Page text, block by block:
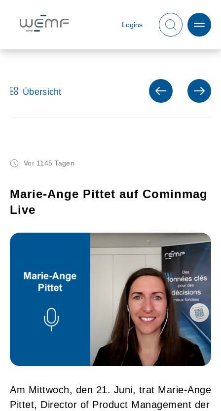
Logins
Übersicht
Vor 1145 Tagen
Marie-Ange Pittet auf Cominmag
Live
Am Mittwoch, den 21. Juni, trat Marie-Ange
Pittet, Director of Product Management der